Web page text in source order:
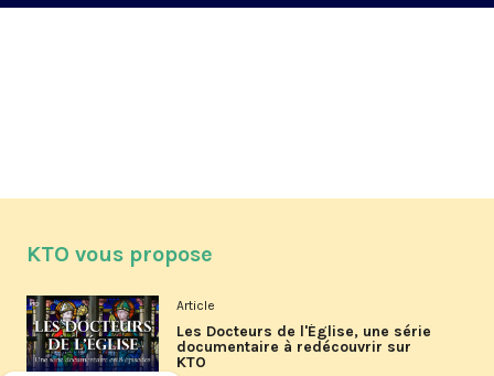
KTO vous propose
Article
Les Docteurs de l'Église, une série
documentaire à redécouvrir sur
KTO